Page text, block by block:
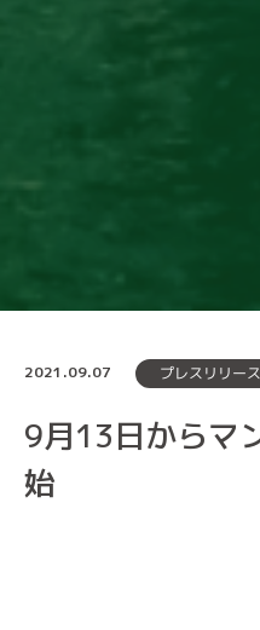
2021.09.07 プレスリリース
9月13日からマ
始